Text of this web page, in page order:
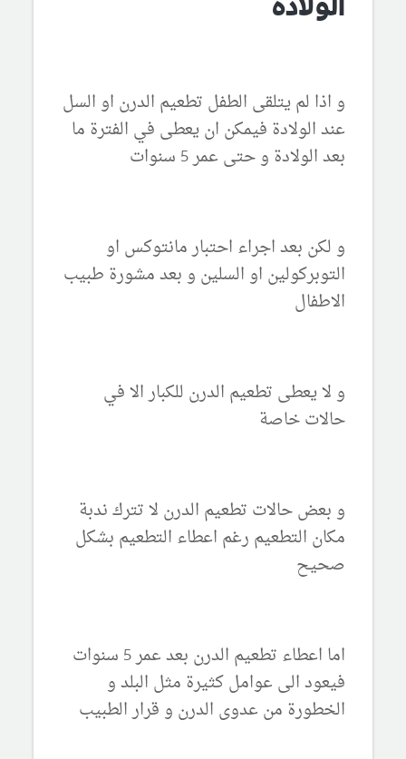
الولادة
و اذا لم يتلقى الطفل تطعيم الدرن او السل
عند الولادة فيمكن ان يعطى في الفترة ما
بعد الولادة و حتى عمر 5 سنوات
و لكن بعد اجراء احتبار مانتوكس او
التوبركولين او السلين و بعد مشورة طبيب
الاطفال
و لا يعطى تطعيم الدرن للكبار الا في
حالات خاصة
و بعض حالات تطعيم الدرن لا تترك ندبة
مكان التطعيم رغم اعطاء التطعيم بشكل
صحيح
اما اعطاء تطعيم الدرن بعد عمر 5 سنوات
فيعود الى عوامل كثيرة مثل البلد و
الخطورة من عدوى الدرن و قرار الطبيب